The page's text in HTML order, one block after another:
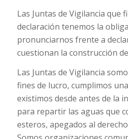
Las Juntas de Vigilancia que
declaración tenemos la
pronunciarnos frente a
cuestionan la construcción
Las Juntas de Vigilancia
fines de lucro, cumplimos
existimos desde antes de la
para repartir las aguas que
esteros, apegados al